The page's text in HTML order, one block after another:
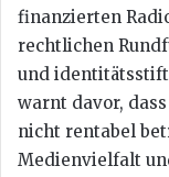
finanzierten
rechtlichen
und
warnt davor,
nicht rentabel
Medienvielfalt